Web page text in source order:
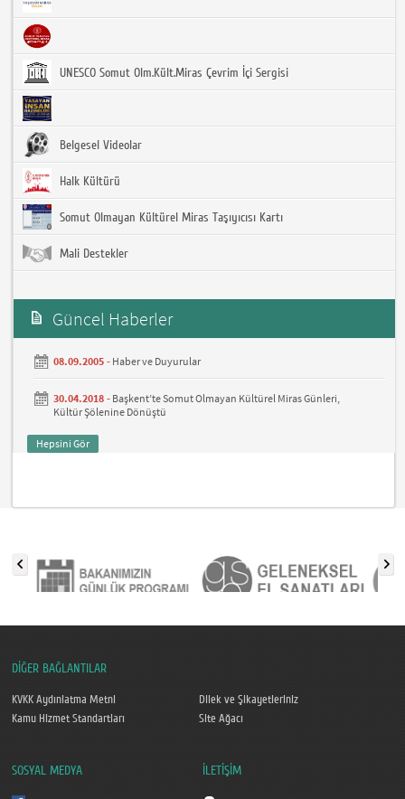
UNESCO Somut Olm.Kült.Miras Çevrim İçi Sergisi
Belgesel Videolar
Halk Kültürü
Somut Olmayan Kültürel Miras Taşıyıcısı Kartı
Mali Destekler
Güncel Haberler
08.09.2005 - Haber ve Duyurular
30.04.2018 - Başkent’te Somut Olmayan Kültürel Miras Günleri,
Kültür Şölenine Dönüştü
Hepsini Gör
DİĞER BAĞLANTILAR
KVKK Aydınlatma Metni
Dilek ve Şikayetleriniz
Kamu Hizmet Standartları
Site Ağacı
SOSYAL MEDYA İLETİŞİM